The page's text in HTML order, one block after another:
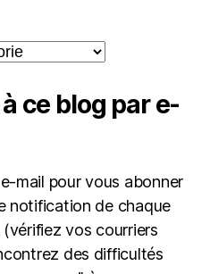
ce blog par e-
mail pour vous abonner
notification de chaque
vos courriers
des difficultés